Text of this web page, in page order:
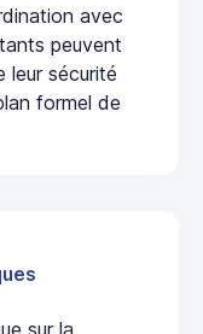
avec
peuvent
leur sécurité
formel de
sur la